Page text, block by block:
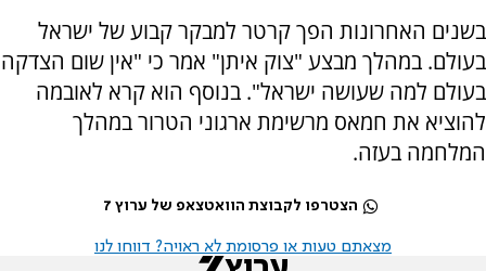
בשנים האחרונות הפך קרטר למבקר קבוע של ישראל
בעולם. במהלך מבצע "צוק איתן" אמר כי "אין שום הצדקה
בעולם למה שעושה ישראל". בנוסף הוא קרא לאובמה
להוציא את חמאס מרשימת ארגוני הטרור במהלך
המלחמה בעזה.
הצטרפו לקבוצת הוואטצאפ של ערוץ 7
מצאתם טעות או פרסומת לא ראויה? דווחו לנו